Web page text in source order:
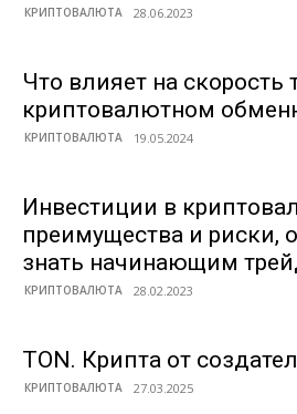
КРИПТОВАЛЮТА
Что влияет на скорость
криптовалютном
КРИПТОВАЛЮТА
Инвестиции в
преимущества и риски,
знать начинающим
КРИПТОВАЛЮТА
TON. Крипта от
КРИПТОВАЛЮТА